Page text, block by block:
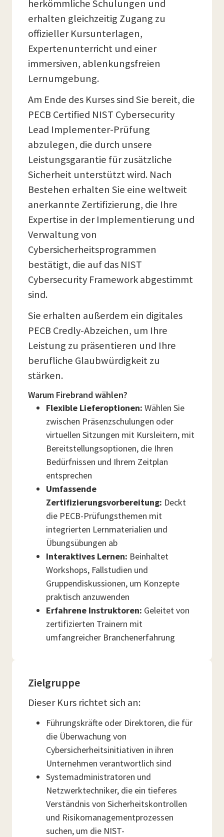
herkömmliche Schulungen und
erhalten gleichzeitig Zugang zu
offizieller Kursunterlagen,
Expertenunterricht und einer
immersiven, ablenkungsfreien
Lernumgebung.
Am Ende des Kurses sind Sie bereit, die
PECB Certified NIST Cybersecurity
Lead Implementer-Prüfung
abzulegen, die durch unsere
Leistungsgarantie für zusätzliche
Sicherheit unterstützt wird. Nach
Bestehen erhalten Sie eine weltweit
anerkannte Zertifizierung, die Ihre
Expertise in der Implementierung und
Verwaltung von
Cybersicherheitsprogrammen
bestätigt, die auf das NIST
Cybersecurity Framework abgestimmt
sind.
Sie erhalten außerdem ein digitales
PECB Credly-Abzeichen, um Ihre
Leistung zu präsentieren und Ihre
berufliche Glaubwürdigkeit zu
stärken.
Warum Firebrand wählen?
Flexible Lieferoptionen: Wählen Sie
zwischen Präsenzschulungen oder
virtuellen Sitzungen mit Kursleitern, mit
Bereitstellungsoptionen, die Ihren
Bedürfnissen und Ihrem Zeitplan
entsprechen
Umfassende
Zertifizierungsvorbereitung: Deckt
die PECB-Prüfungsthemen mit
integrierten Lernmaterialien und
Übungsübungen ab
Interaktives Lernen: Beinhaltet
Workshops, Fallstudien und
Gruppendiskussionen, um Konzepte
praktisch anzuwenden
Erfahrene Instruktoren: Geleitet von
zertifizierten Trainern mit
umfangreicher Branchenerfahrung
Zielgruppe
Dieser Kurs richtet sich an:
Führungskräfte oder Direktoren, die für
die Überwachung von
Cybersicherheitsinitiativen in ihren
Unternehmen verantwortlich sind
Systemadministratoren und
Netzwerktechniker, die ein tieferes
Verständnis von Sicherheitskontrollen
und Risikomanagementprozessen
suchen, um die NIST-